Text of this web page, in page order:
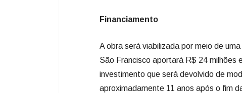
Financiamento
A obra será viabilizada por meio de
São Francisco aportará R$ 24 milhões
investimento que será devolvido de
aproximadamente 11 anos após o fim